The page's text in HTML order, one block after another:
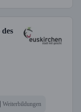
Weiterbildungen